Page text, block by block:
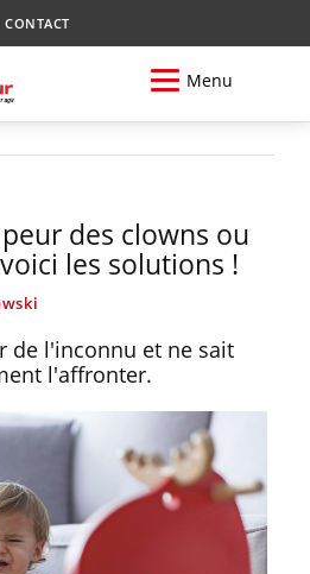
CONTACT
Menu
des clowns ou
les solutions !
de l'inconnu et ne sait
l'affronter.